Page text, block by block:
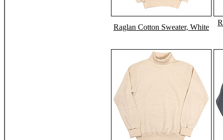
Raglan Cotton Sweater, White